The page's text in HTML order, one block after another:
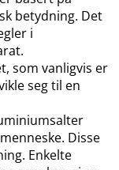
betydning. Det
i
som vanligvis er
seg til en
Disse
Enkelte